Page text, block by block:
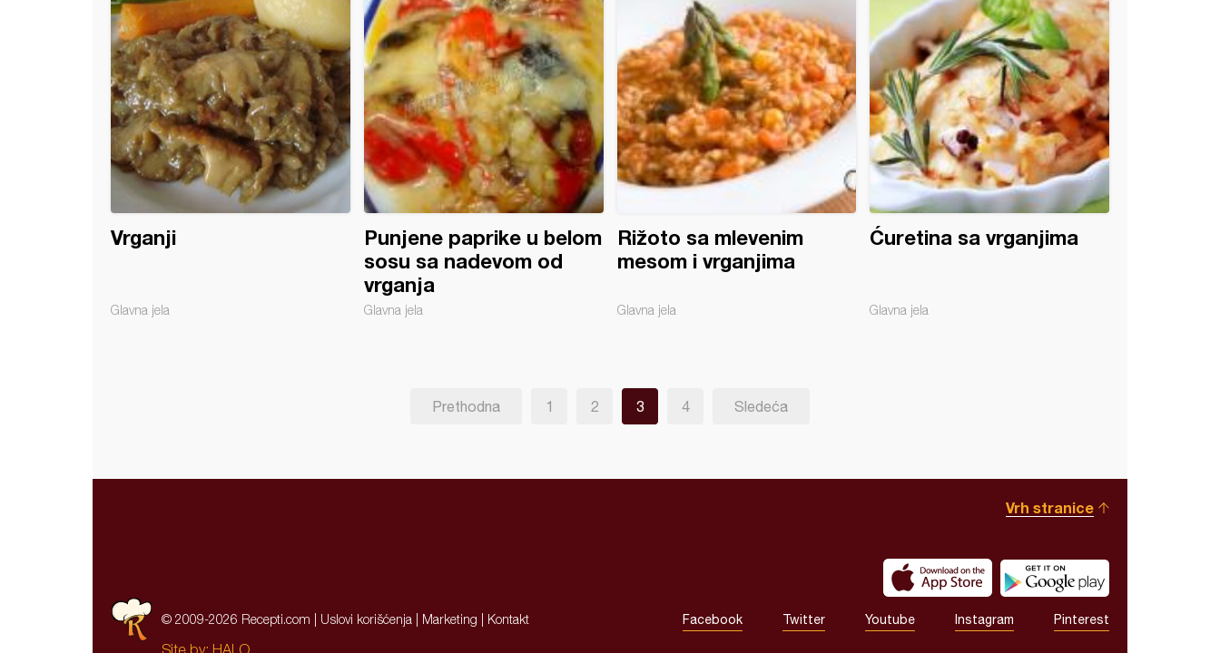
Vrganji
Glavna jela
Punjene paprike u belom
sosu sa nadevom od
vrganja
Glavna jela
Rižoto sa mlevenim
mesom i vrganjima
Glavna jela
Ćuretina sa vrganjima
Glavna jela
Prethodna 1 2 3 4 Sledeća
Vrh stranice
© 2009-2026 Recepti.com | Uslovi korišćenja Marketing Kontakt Facebook Twitter Youtube Instagram Pinterest
Site by: HALO